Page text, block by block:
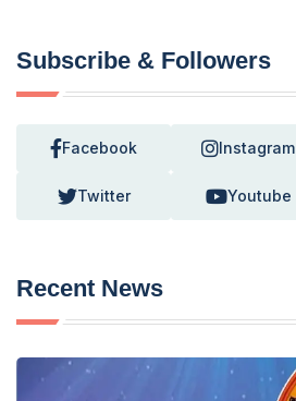
Subscribe & Followers
Facebook Instagram
Twitter Youtube
Recent News